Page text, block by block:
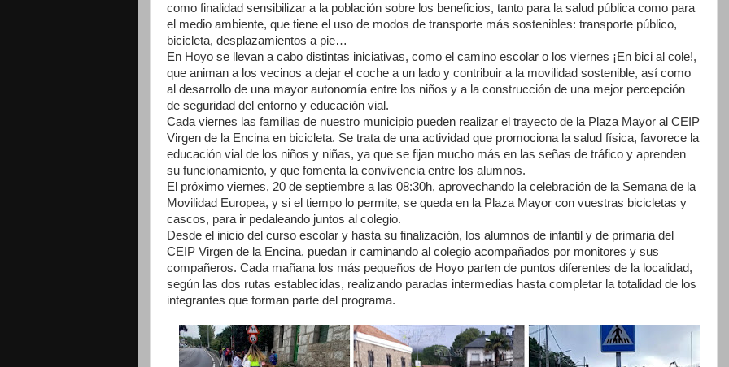
como finalidad sensibilizar a la población sobre los beneficios, tanto para la salud pública como para
el medio ambiente, que tiene el uso de modos de transporte más sostenibles: transporte público,
bicicleta, desplazamientos a pie…
En Hoyo se llevan a cabo distintas iniciativas, como el camino escolar o los viernes ¡En bici al cole!,
que animan a los vecinos a dejar el coche a un lado y contribuir a la movilidad sostenible, así como
al desarrollo de una mayor autonomía entre los niños y a la construcción de una mejor percepción
de seguridad del entorno y educación vial.
Cada viernes las familias de nuestro municipio pueden realizar el trayecto de la Plaza Mayor al CEIP
Virgen de la Encina en bicicleta. Se trata de una actividad que promociona la salud física, favorece la
educación vial de los niños y niñas, ya que se fijan mucho más en las señas de tráfico y aprenden
su funcionamiento, y que fomenta la convivencia entre los alumnos.
El próximo viernes, 20 de septiembre a las 08:30h, aprovechando la celebración de la Semana de la
Movilidad Europea, y si el tiempo lo permite, se queda en la Plaza Mayor con vuestras bicicletas y
cascos, para ir pedaleando juntos al colegio.
Desde el inicio del curso escolar y hasta su finalización, los alumnos de infantil y de primaria del
CEIP Virgen de la Encina, puedan ir caminando al colegio acompañados por monitores y sus
compañeros. Cada mañana los más pequeños de Hoyo parten de puntos diferentes de la localidad,
según las dos rutas establecidas, realizando paradas intermedias hasta completar la totalidad de los
integrantes que forman parte del programa.